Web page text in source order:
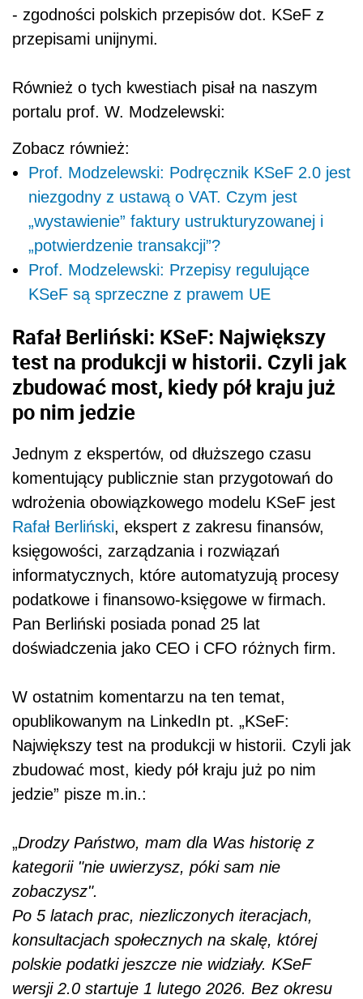
- zgodności polskich przepisów dot. KSeF z
przepisami unijnymi.
Również o tych kwestiach pisał na naszym
portalu prof. W. Modzelewski:
Zobacz również:
Prof. Modzelewski: Podręcznik KSeF 2.0 jest
niezgodny z ustawą o VAT. Czym jest
„wystawienie” faktury ustrukturyzowanej i
„potwierdzenie transakcji”?
Prof. Modzelewski: Przepisy regulujące
KSeF są sprzeczne z prawem UE
Rafał Berliński: KSeF: Największy
test na produkcji w historii. Czyli jak
zbudować most, kiedy pół kraju już
po nim jedzie
Jednym z ekspertów, od dłuższego czasu
komentujący publicznie stan przygotowań do
wdrożenia obowiązkowego modelu KSeF jest
Rafał Berliński, ekspert z zakresu finansów,
księgowości, zarządzania i rozwiązań
informatycznych, które automatyzują procesy
podatkowe i finansowo-księgowe w firmach.
Pan Berliński posiada ponad 25 lat
doświadczenia jako CEO i CFO różnych firm.
W ostatnim komentarzu na ten temat,
opublikowanym na LinkedIn pt. „KSeF:
Największy test na produkcji w historii. Czyli jak
zbudować most, kiedy pół kraju już po nim
jedzie” pisze m.in.:
„Drodzy Państwo, mam dla Was historię z
kategorii "nie uwierzysz, póki sam nie
zobaczysz".
Po 5 latach prac, niezliczonych iteracjach,
konsultacjach społecznych na skalę, której
polskie podatki jeszcze nie widziały. KSeF
wersji 2.0 startuje 1 lutego 2026. Bez okresu